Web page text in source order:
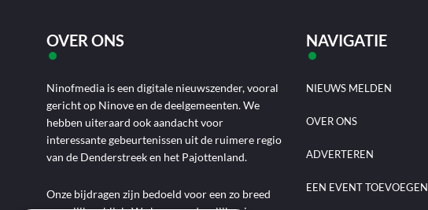
OVER ONS
Ninofmedia is een digitale nieuwszender, vooral
gericht op Ninove en de deelgemeenten. We
hebben uiteraard ook aandacht voor
interessante gebeurtenissen uit de ruimere regio
van de Denderstreek en het Pajottenland.
Onze bijdragen zijn bedoeld voor een zo breed
NAVIGATIE
NIEUWS MELDEN
OVER ONS
ADVERTEREN
EEN EVENT TOEVOEGEN